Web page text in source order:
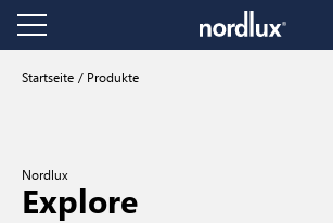
Startseite Produkte
Nordlux
Explore